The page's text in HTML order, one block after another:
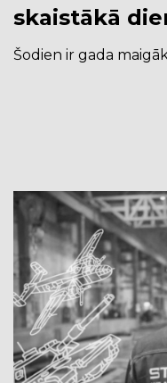
skaistākā
Šodien ir gada